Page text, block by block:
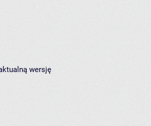
wersję